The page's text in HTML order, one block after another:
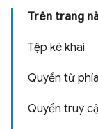
Trên trang
Tệp kê khai
Quyền từ
Quyền truy